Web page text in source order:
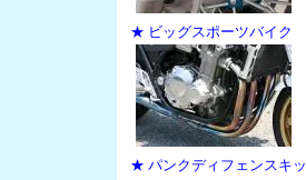
★ ビッグスポーツバイク
★ パンクディフェンスキッ